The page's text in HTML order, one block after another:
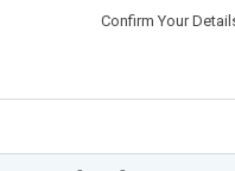
Confirm Your